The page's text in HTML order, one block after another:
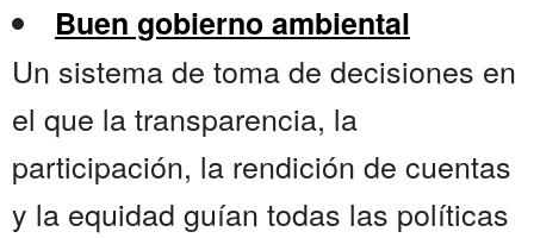
Buen gobierno ambiental
Un sistema de toma de decisiones en
el que la transparencia, la
participación, la rendición de cuentas
y la equidad guían todas las políticas